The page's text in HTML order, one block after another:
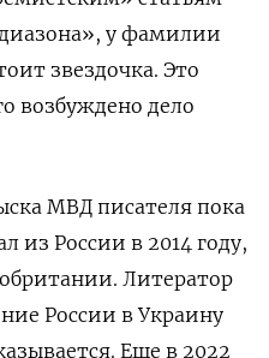
у фамилии
звездочка. Это
возбуждено дело
МВД писателя пока
из России в 2014 году,
Литератор
России в Украину
Еще в 2022